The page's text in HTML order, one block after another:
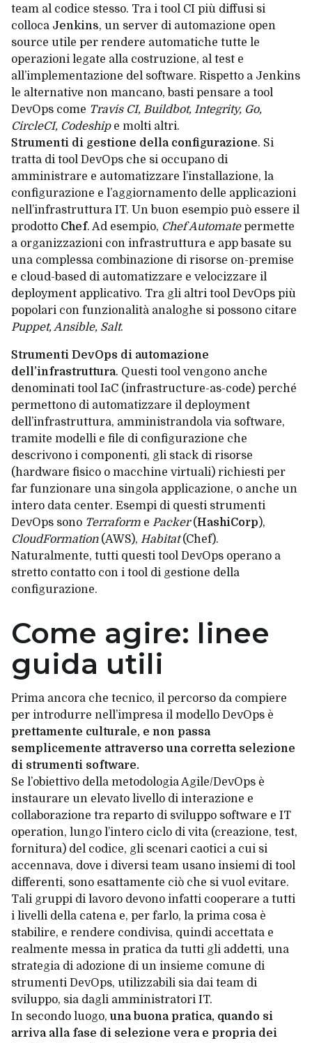
team al codice stesso. Tra i tool CI più diffusi si
colloca Jenkins, un server di automazione open
source utile per rendere automatiche tutte le
operazioni legate alla costruzione, al test e
all’implementazione del software. Rispetto a Jenkins
le alternative non mancano, basti pensare a tool
DevOps come Travis CI, Buildbot, Integrity, Go,
CircleCI, Codeship e molti altri.
Strumenti di gestione della configurazione. Si
tratta di tool DevOps che si occupano di
amministrare e automatizzare l’installazione, la
configurazione e l’aggiornamento delle applicazioni
nell’infrastruttura IT. Un buon esempio può essere il
prodotto Chef. Ad esempio, Chef Automatepermette
a organizzazioni con infrastruttura e app basate su
una complessa combinazione di risorse on-premise
e cloud-based di automatizzare e velocizzare il
deployment applicativo. Tra gli altri tool DevOps più
popolari con funzionalità analoghe si possono citare
Puppet, Ansible, Salt.
Strumenti DevOps di automazione
dell’infrastruttura. Questi tool vengono anche
denominati tool IaC (infrastructure-as-code) perché
permettono di automatizzare il deployment
dell’infrastruttura, amministrandola via software,
tramite modelli e file di configurazione che
descrivono i componenti, gli stack di risorse
(hardware fisico o macchine virtuali) richiesti per
far funzionare una singola applicazione, o anche un
intero data center. Esempi di questi strumenti
DevOps sono Terraforme Packer(HashiCorp ),
CloudFormation(AWS), Habitat(Chef).
Naturalmente, tutti questi tool DevOps operano a
stretto contatto con i tool di gestione della
configurazione.
Come agire: linee
guida utili
Prima ancora che tecnico, il percorso da compiere
per introdurre nell’impresa il modello DevOpsè
prettamente culturale, e non passa
semplicemente attraverso una corretta selezione
di strumenti software.
Se l’obiettivo della metodologia Agile/DevOps è
instaurare un elevato livello di interazione e
collaborazione tra reparto di sviluppo software e IT
operation, lungo l’intero ciclo di vita (creazione, test,
fornitura) del codice, gli scenari caotici a cui si
accennava, dove i diversi team usano insiemi di tool
differenti, sono esattamente ciò che si vuol evitare.
Tali gruppi di lavoro devono infatti cooperare a tutti
i livelli della catena e, per farlo, la prima cosa è
stabilire, e rendere condivisa, quindi accettata e
realmente messa in pratica da tutti gli addetti, una
strategia di adozione di un insieme comune di
strumenti DevOps, utilizzabili sia dai team di
sviluppo, sia dagli amministratori IT.
In secondo luogo, una buona pratica, quando si
arriva alla fase di selezione vera e propria dei